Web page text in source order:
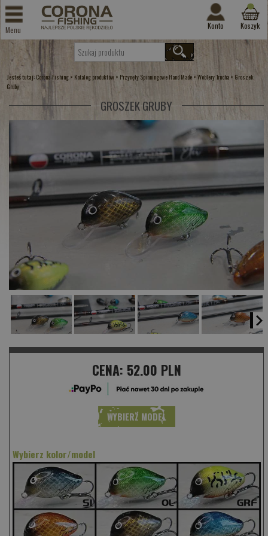
Menu Konto Koszyk
Jesteś tutaj: Corona-Fishing > Katalog produktów > Przynęty Spinningowe Hand Made >Woblery Trucha > Groszek
Gruby
GROSZEK GRUBY
CENA: 52.00 PLN
WYBIERZ MODEL
Wybierz kolor/model